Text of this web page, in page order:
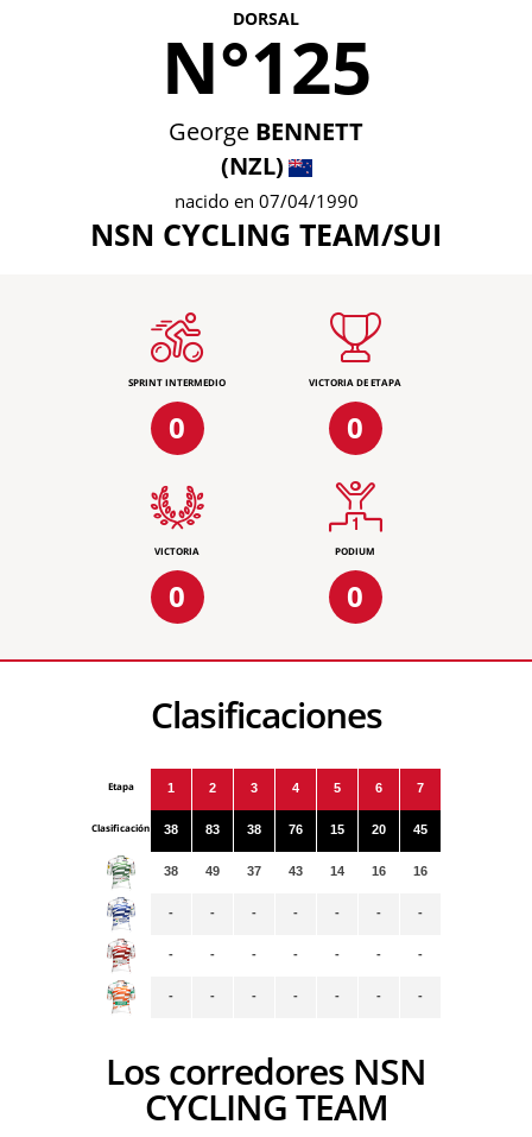
DORSAL
N°125
George BENNETT
(NZL)
nacido en 07/04/1990
NSN CYCLING TEAM/SUI
SPRINT INTERMEDIO
0
VICTORIA DE ETAPA
0
VICTORIA
0
PODIUM
0
Clasificaciones
Etapa
Clasificación
1
38
38
-
-
-
2
83
49
-
-
-
3
38
37
-
-
-
4
76
43
-
-
-
5
15
14
-
-
-
6
20
16
-
-
-
7
45
16
-
-
-
Los corredores NSN
CYCLING TEAM